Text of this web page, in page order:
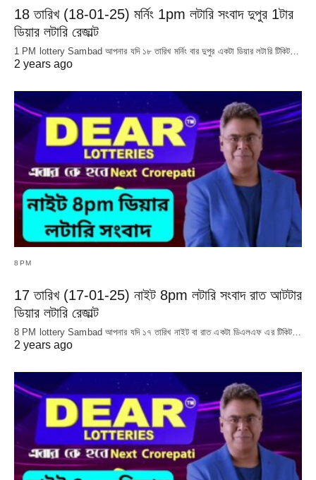
18 তারিখ (18-01-25) মর্নিং 1pm লটারি সংবাদ দুপুর 1টার
ডিয়ার লটারি রেজাল্ট
1 PM lottery Sambad আপনার যদি ১৮ তারিখ মর্নিং বার দুপুর একটা ডিয়ার লটারি টিকিট…
2 years ago
8PM
17 তারিখ (17-01-25) নাইট 8pm লটারি সংবাদ রাত আটটার
ডিয়ার লটারি রেজাল্ট
8 PM lottery Sambad আপনার যদি ১৭ তারিখ নাইট বা রাত একটা ডিএলএফ এর টিকিট…
2 years ago